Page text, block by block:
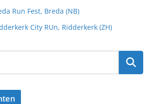
Run Fest, Breda (NB)
City RUn, Ridderkerk (ZH)